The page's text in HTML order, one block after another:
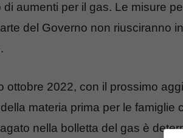
di aumenti per il gas. Le misure
del Governo non riusciranno
ottobre 2022, con il prossimo
materia prima per le famiglie
nella bolletta del gas è